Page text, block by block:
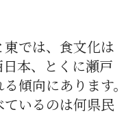
では、食文化は
本、とくに瀬戸
傾向にあります。
いるのは何県民